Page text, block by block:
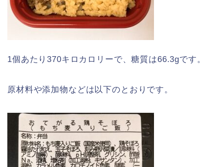
1個あたり370キロカロリーで、糖質は66.3gです。
原材料や添加物などは以下のとおりです。